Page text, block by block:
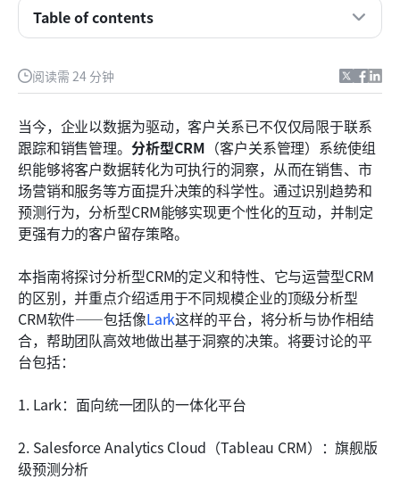
阅读需 24 分钟
当今，企业以数据为驱动，客户关系已不仅仅局限于联系
跟踪和销售管理。 分析型CRM （客户关系管理）系统使组
织能够将客户数据转化为可执行的洞察，从而在销售、市
场营销和服务等方面提升决策的科学性。通过识别趋势和
预测行为，分析型CRM能够实现更个性化的互动，并制定
更强有力的客户留存策略。
本指南将探讨分析型CRM的定义和特性、它与运营型CRM
的区别，并重点介绍适用于不同规模企业的顶级分析型
CRM软件——包括像Lark这样的平台，将分析与协作相结
合，帮助团队高效地做出基于洞察的决策。将要讨论的平
台包括：
1. Lark：面向统一团队的一体化平台
2. Salesforce Analytics Cloud（Tableau CRM）：旗舰版
级预测分析
Table of contents
使分析型客户关系管理发挥作用的核心要素
快速预览十大顶级分析型CRM工具
适用于不同规模企业的十大分析型CRM工具
分析型客户关系管理如何助力更智能的决策
常见的陷阱及更聪明的应对方法
结论
常见问题
相关阅读